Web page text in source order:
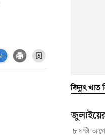
বিদ্যুৎ
৮ ঘণ্টা